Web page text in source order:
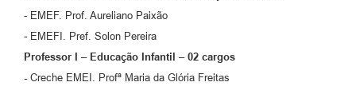
- EMEF. Prof. Aureliano Paixão
- EMEFI. Pref. Solon Pereira
Professor I – Educação Infantil – 02 cargos
-Creche EMEI. Profª Maria da Glória Freitas